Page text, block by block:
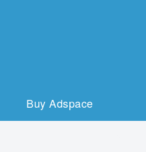
Buy Adspace